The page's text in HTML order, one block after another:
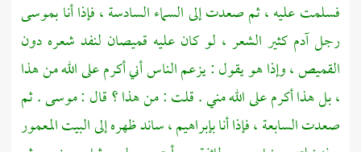
فسلمت عليه ، ثم صعدت إلى السماء السادسة ، فإذا أنابموسى
رجل آدم كثير الشعر ، لو كان عليه قميصان لنفد شعره دون
القميص ، وإذا هو يقول : يزعم الناس أني أكرم على الله من هذا
، بل هذا أكرم على الله مني . قلت : من هذا ؟ قال :موسى. ثم
صعدت السابعة ، فإذا أنابإبراهيم ،ساند ظهره إلى البيت المعمور